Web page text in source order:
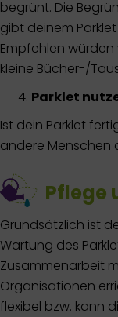
begrünt. Die
gibt deinem
Empfehlen
kleine Bücher-/
Parklet
Ist dein Parklet
andere Menschen
Pflege
Grundsätzlich ist
Wartung des
Zusammenarbeit
Organisationen
flexibel bzw. kann